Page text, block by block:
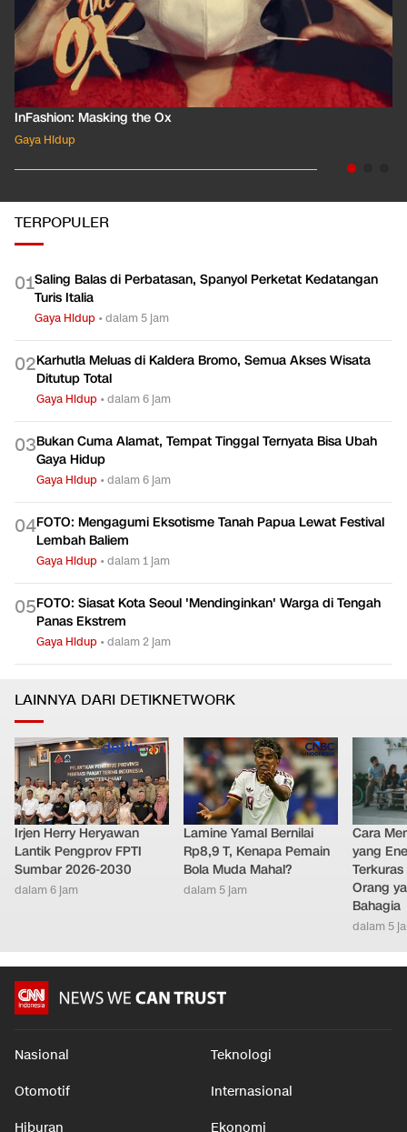
InFashion: Masking the Ox
Gaya Hidup
TERPOPULER
01Saling Balas di Perbatasan, Spanyol Perketat Kedatangan
Turis Italia
Gaya Hidup •dalam 5 jam
02Karhutla Meluas di Kaldera Bromo, Semua Akses Wisata
Ditutup Total
Gaya Hidup •dalam 6 jam
03Bukan Cuma Alamat, Tempat Tinggal Ternyata Bisa Ubah
Gaya Hidup
Gaya Hidup •dalam 6 jam
04FOTO: Mengagumi Eksotisme Tanah Papua Lewat Festival
Lembah Baliem
Gaya Hidup •dalam 1 jam
05FOTO: Siasat Kota Seoul 'Mendinginkan' Warga di Tengah
Panas Ekstrem
Gaya Hidup •dalam 2 jam
LAINNYA DARI DETIKNETWORK
Irjen Herry Heryawan
Lantik Pengprov FPTI
Sumbar 2026-2030
dalam 6 jam
Lamine Yamal Bernilai
Rp8,9 T, Kenapa Pemain
Bola Muda Mahal?
dalam 5 jam
Cara
yang
Orang
Bahagia
dalam 5
Nasional Teknologi
Otomotif Internasional
Hiburan Ekonomi